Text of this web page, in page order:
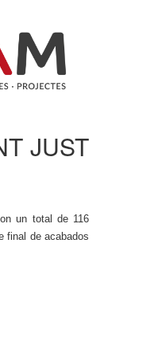
JUST
un total de 116
final de acabados